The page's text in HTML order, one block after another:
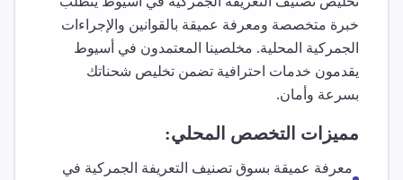
خبرة متخصصة ومعرفة عميقة بالقوانين والإجراءات
الجمركية المحلية. مخلصينا المعتمدون في أسيوط
يقدمون خدمات احترافية تضمن تخليص شحناتك
بسرعة وأمان.
مميزات التخصص المحلي:
معرفة عميقة بسوقتصنيف التعريفة الجمركية في